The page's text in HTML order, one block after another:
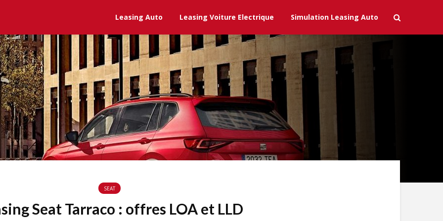
Leasing Auto Leasing Voiture Electrique Simulation Leasing Auto
SEAT
Seat Tarraco : offres LOA et LLD